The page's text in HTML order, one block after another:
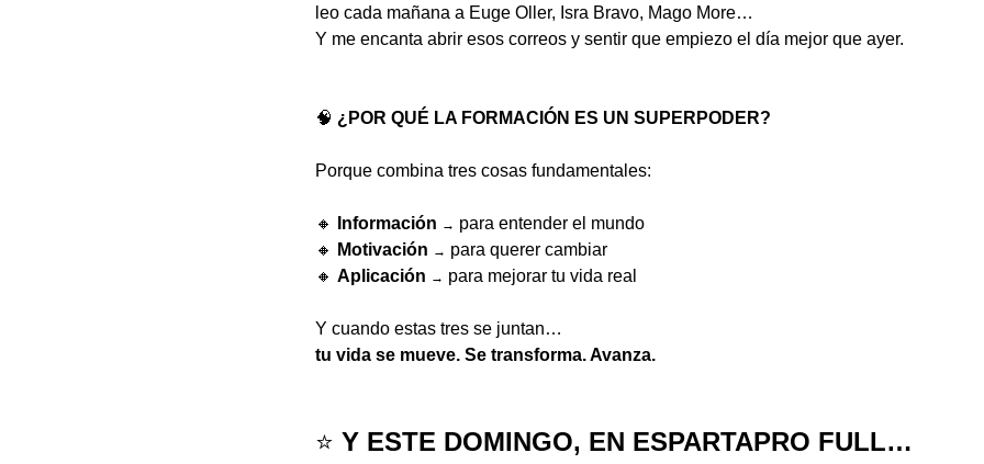
leo cada mañana a Euge Oller, Isra Bravo, Mago More…
Y me encanta abrir esos correos y sentir que empiezo el día mejor que ayer.
🧠 ¿POR QUÉ LA FORMACIÓN ES UN SUPERPODER?
Porque combina tres cosas fundamentales:
🔸 Información → para entender el mundo
🔸
Motivación → para querer cambiar
🔸 Aplicación → para mejorar tu vida real
Y cuando estas tres se juntan…
tu vida se mueve. Se transforma. Avanza.
⭐️ Y ESTE DOMINGO, EN ESPARTAPRO FULL…